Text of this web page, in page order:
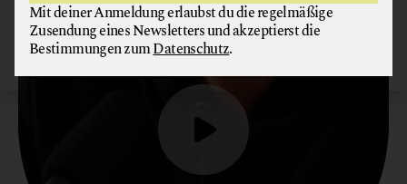
Mit deiner Anmeldung erlaubst du die regelmäßige
Zusendung eines Newsletters und akzeptierst die
Bestimmungen zumDatenschutz.